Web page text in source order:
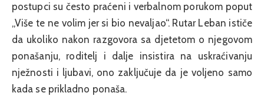
postupci su često praćeni i verbalnom porukom poput
„Više te ne volim jer si bio nevaljao“. Rutar Leban ističe
da ukoliko nakon razgovora sa djetetom o njegovom
ponašanju, roditelj i dalje insistira na uskraćivanju
nježnosti i ljubavi, ono zaključuje da je voljeno samo
kada se prikladno ponaša.